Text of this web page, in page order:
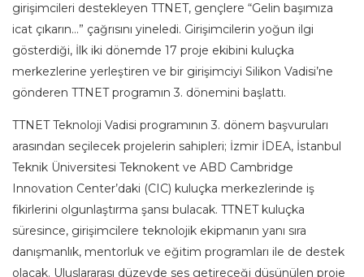
girişimcileri destekleyen TTNET, gençlere “Gelin başımıza
icat çıkarın…” çağrısını yineledi. Girişimcilerin yoğun ilgi
gösterdiği, İlk iki dönemde 17 proje ekibini kuluçka
merkezlerine yerleştiren ve bir girişimciyi Silikon Vadisi’ne
gönderen TTNET programın 3. dönemini başlattı.
TTNET Teknoloji Vadisi programının 3. dönem başvuruları
arasından seçilecek projelerin sahipleri; İzmir İDEA, İstanbul
Teknik Üniversitesi Teknokent ve ABD Cambridge
Innovation Center’daki (CIC) kuluçka merkezlerinde iş
fikirlerini olgunlaştırma şansı bulacak. TTNET kuluçka
süresince, girişimcilere teknolojik ekipmanın yanı sıra
danışmanlık, mentorluk ve eğitim programları ile de destek
olacak. Uluslararası düzeyde ses getireceği düşünülen proje